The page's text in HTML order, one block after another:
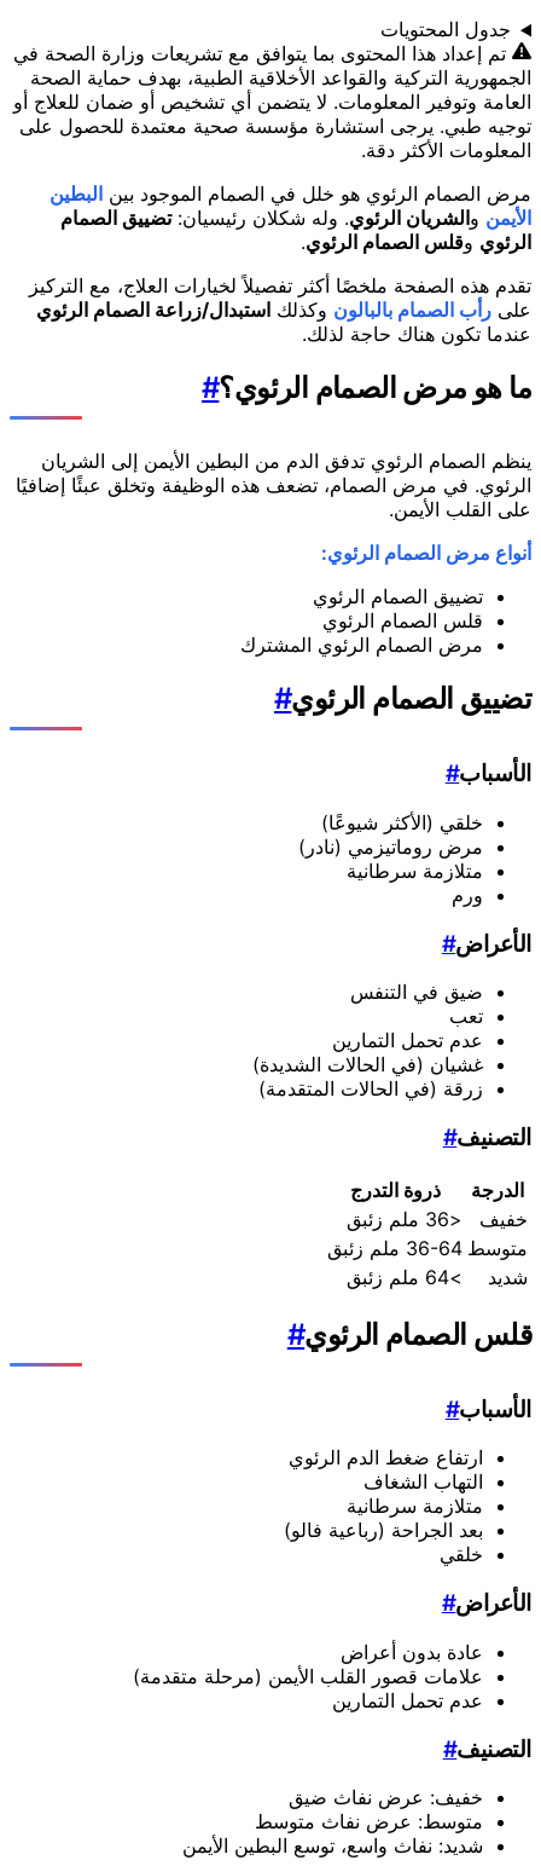
جدول المحتويات
تم إعداد هذا المحتوى بما يتوافق مع تشريعات وزارة الصحة في
الجمهورية التركية والقواعد الأخلاقية الطبية، بهدف حماية الصحة
العامة وتوفير المعلومات. لا يتضمن أي تشخيص أو ضمان للعلاج أو
توجيه طبي. يرجى استشارة مؤسسة صحية معتمدة للحصول على
المعلومات الأكثر دقة.
مرض الصمام الرئوي هو خلل في الصمام الموجود بين البطين
الأيمن والشريان الرئوي. وله شكلان رئيسيان:تضييق الصمام
الرئوي وقلس الصمام الرئوي.
تقدم هذه الصفحة ملخصًا أكثر تفصيلاً لخيارات العلاج، مع التركيز
على رأب الصمام بالبالون وكذلك استبدال/زراعة الصمام الرئوي
عندما تكون هناك حاجة لذلك.
ما هو مرض الصمام الرئوي؟#
ينظم الصمام الرئوي تدفق الدم من البطين الأيمن إلى الشريان
الرئوي. في مرض الصمام، تضعف هذه الوظيفة وتخلق عبئًا إضافيًا
على القلب الأيمن.
أنواع مرض الصمام الرئوي:
تضييق الصمام الرئوي
قلس الصمام الرئوي
مرض الصمام الرئوي المشترك
تضييق الصمام الرئوي#
الأسباب#
خلقي (الأكثر شيوعًا)
مرض روماتيزمي (نادر)
متلازمة سرطانية
ورم
الأعراض#
ضيق في التنفس
تعب
عدم تحمل التمارين
غشيان (في الحالات الشديدة)
زرقة (في الحالات المتقدمة)
التصنيف#
الدرجة
ذروة التدرج
خفيف
<36 ملم زئبق
متوسط 36-64 ملم زئبق
شديد
>64 ملم زئبق
قلس الصمام الرئوي#
الأسباب#
ارتفاع ضغط الدم الرئوي
التهاب الشغاف
متلازمة سرطانية
بعد الجراحة (رباعية فالو)
خلقي
الأعراض#
عادة بدون أعراض
علامات قصور القلب الأيمن (مرحلة متقدمة)
عدم تحمل التمارين
التصنيف#
خفيف: عرض نفاث ضيق
متوسط: عرض نفاث متوسط
شديد: نفاث واسع، توسع البطين الأيمن